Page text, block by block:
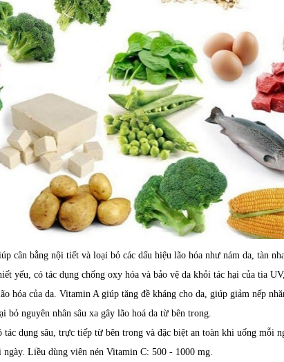
cân bằng nội tiết và loại bỏ các dấu hiệu lão hóa như nám da, tàn
yếu, có tác dụng chống oxy hóa và bảo vệ da khỏi tác hại của tia
hóa của da. Vitamin A giúp tăng đề kháng cho da, giúp giảm nếp
nguyên nhân sâu xa gây lão hoá da từ bên trong.
dụng sâu, trực tiếp từ bên trong và đặc biệt an toàn khi uống mỗi
Liều dùng viên nén Vitamin C: 500 - 1000 mg.